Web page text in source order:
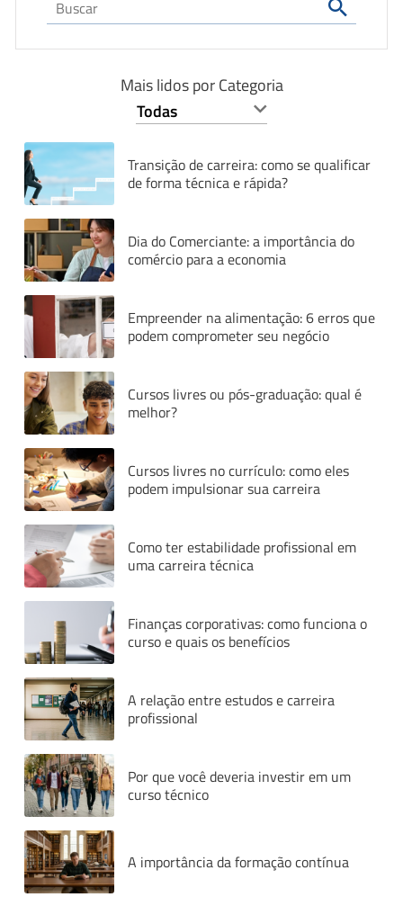
Mais lidos por Categoria
Transição de carreira: como se qualificar
de forma técnica e rápida?
Dia do Comerciante: a importância do
comércio para a economia
Empreender na alimentação: 6 erros que
podem comprometer seu negócio
Cursos livres ou pós-graduação: qual é
melhor?
Cursos livres no currículo: como eles
podem impulsionar sua carreira
Como ter estabilidade profissional em
uma carreira técnica
Finanças corporativas: como funciona o
curso e quais os benefícios
A relação entre estudos e carreira
profissional
Por que você deveria investir em um
curso técnico
A importância da formação contínua